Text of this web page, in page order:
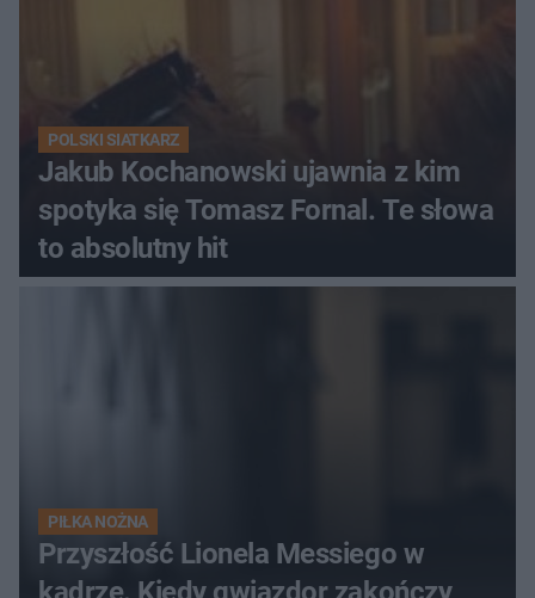
POLSKI SIATKARZ
Jakub Kochanowski ujawnia z kim
spotyka się Tomasz Fornal. Te słowa
to absolutny hit
PIŁKA NOŻNA
Przyszłość Lionela Messiego w